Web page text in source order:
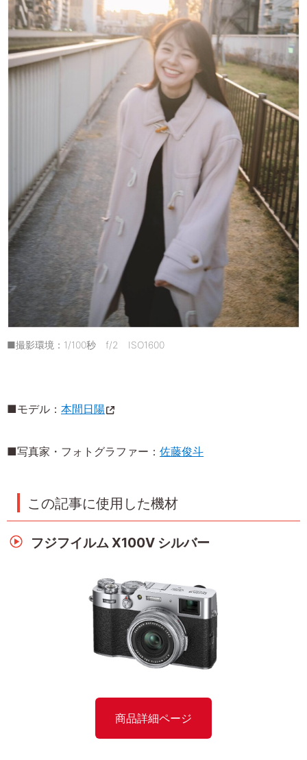
■撮影環境：1/100秒 f/2 ISO1600
■モデル： 本間日陽
■写真家・フォトグラファー： 佐藤俊斗
この記事に使用した機材
フジフイルム X100V シルバー
商品詳細ページ